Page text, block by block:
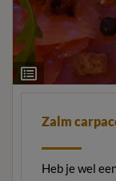
Ingrediëntenlijst
Zalm
Heb je wel